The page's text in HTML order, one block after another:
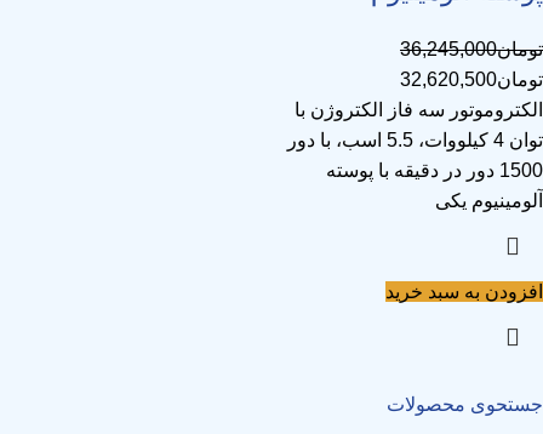
جستحوی محصولات
تومان36,245,000
تومان32,620,500
الکتروموتور سه فاز الکتروژن با
توان 4 کیلووات، 5.5 اسب، با دور
1500 دور در دقیقه با پوسته
آلومینیوم یکی
افزودن به سبد خرید